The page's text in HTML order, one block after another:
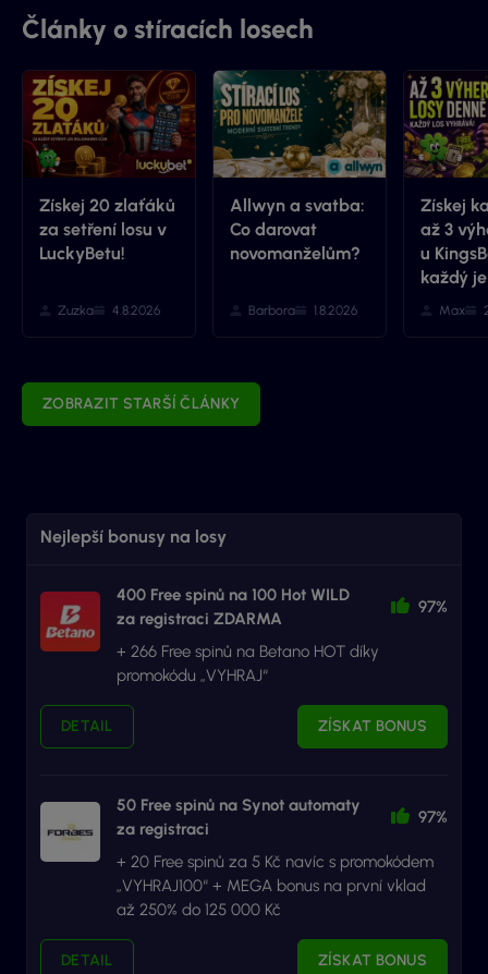
Články o stíracích losech
Získej 20 zlaťáků
za setření losu v
LuckyBetu!
Zuzka 4.8.2026
Allwyn a svatba:
Co darovat
novomanželům?
Barbora 1.8.2026
Získej
až 3
u
každý
Max
ZOBRAZIT STARŠÍ ČLÁNKY
Nejlepší bonusy na losy
400 Free spinů na 100 Hot WILD
za registraci ZDARMA
97%
+ 266 Free spinů na Betano HOT díky
promokódu „VYHRAJ“
DETAIL ZÍSKAT BONUS
50 Free spinů na Synot automaty
za registraci
97%
+ 20 Free spinů za 5 Kč navíc s promokódem
„VYHRAJ100“ + MEGA bonus na první vklad
až 250% do 125 000 Kč
DETAIL ZÍSKAT BONUS